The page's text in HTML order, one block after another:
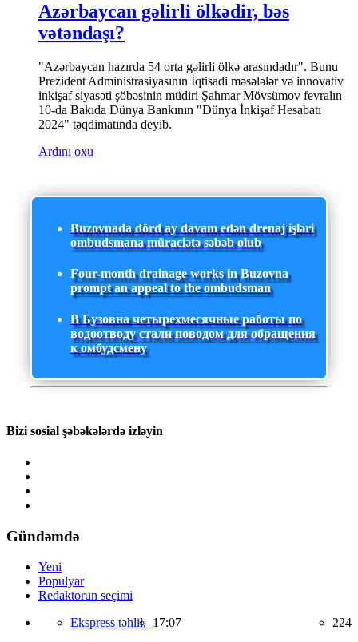
Azərbaycan gəlirli ölkədir, bəs
vətəndaşı?
"Azərbaycan hazırda 54 orta gəlirli ölkə arasındadır". Bunu
Prezident Administrasiyasının İqtisadi məsələlər və innovativ
inkişaf siyasəti şöbəsinin müdiri Şahmar Mövsümov fevralın
10-da Bakıda Dünya Bankının "Dünya İnkişaf Hesabatı
2024" təqdimatında deyib.
Ardını oxu
Buzovnada dörd ay davam edən drenaj işləri
ombudsmana müraciətə səbəb olub
Four-month drainage works in Buzovna
prompt an appeal to the ombudsman
В Бузовна четырехмесячные работы по
водоотводу стали поводом для обращения
к омбудсмену
Bizi sosial şəbəkələrdə izləyin
Gündəmdə
Yeni
Populyar
Redaktorun seçimi
Ekspress təhlil, 17:07 224